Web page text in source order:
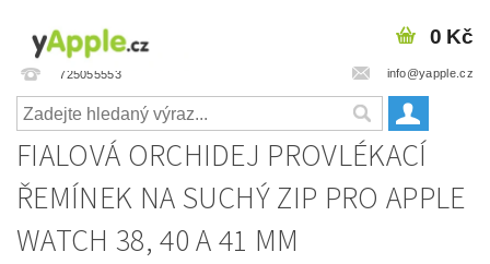
725055553 info@yapple.cz
0 Kč
FIALOVÁ ORCHIDEJ PROVLÉKACÍ
ŘEMÍNEK NA SUCHÝ ZIP PRO APPLE
WATCH 38, 40 A 41 MM